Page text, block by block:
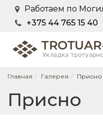
Работаем по
+375 44 765 15 40
Главная Галерея Присно
Присно